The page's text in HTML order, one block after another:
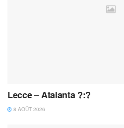
Lecce – Atalanta ?:?
8 AOÛT 2026